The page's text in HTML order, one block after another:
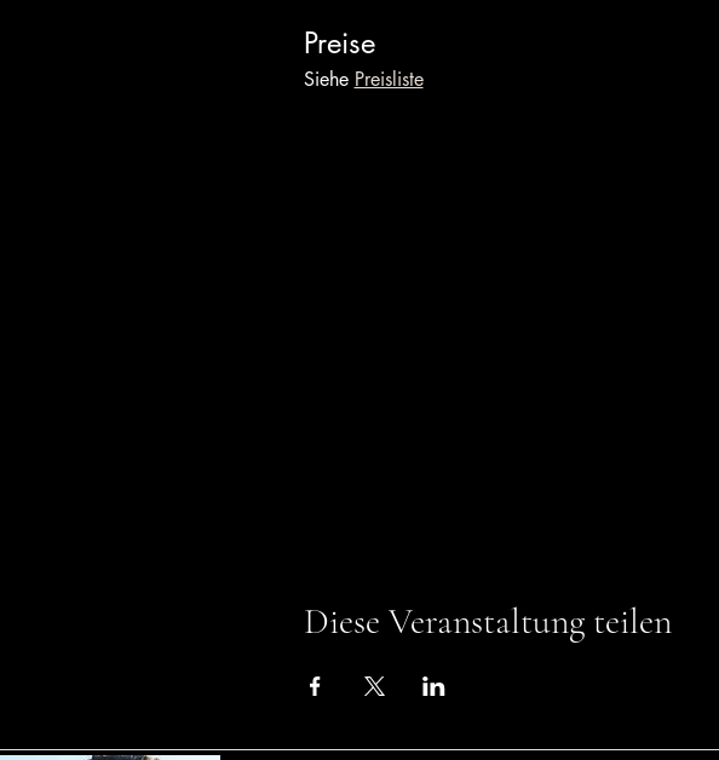
Preise
Siehe Preisliste
Diese Veranstaltung teilen